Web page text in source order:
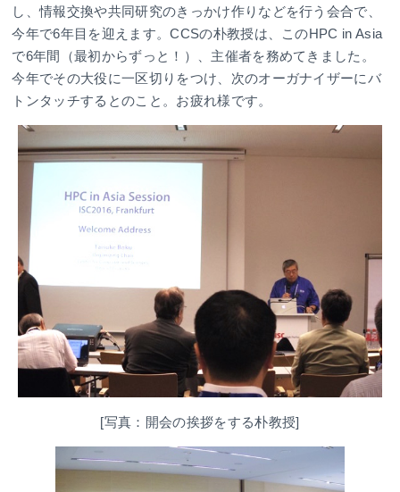
し、情報交換や共同研究のきっかけ作りなどを行う会合で、
今年で6年目を迎えます。CCSの朴教授は、このHPC in Asia
で6年間（最初からずっと！）、主催者を務めてきました。
今年でその大役に一区切りをつけ、次のオーガナイザーにバ
トンタッチするとのこと。お疲れ様です。
[写真：開会の挨拶をする朴教授]